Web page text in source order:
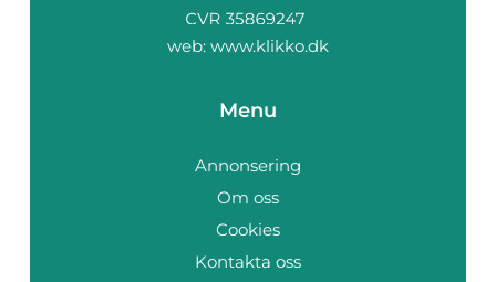
web: www.klikko.dk
Menu
Annonsering
Om oss
Cookies
Kontakta oss